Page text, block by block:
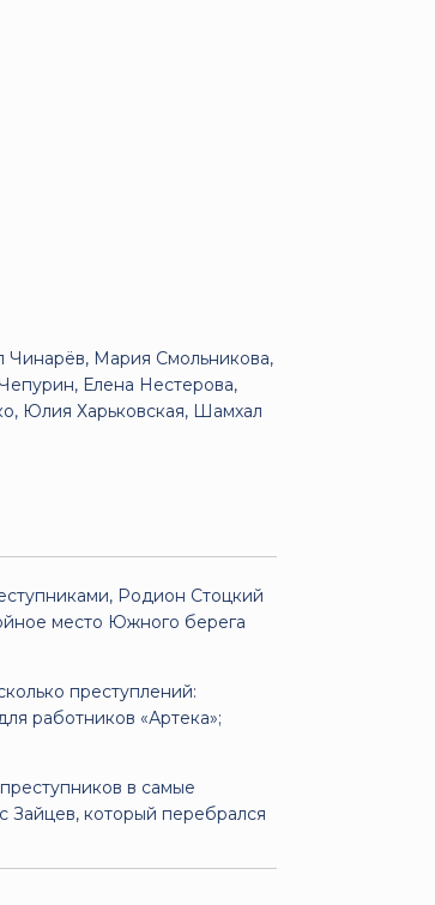
Чинарёв, Мария Смольникова,
Елена Нестерова,
Юлия Харьковская, Шамхал
Родион Стоцкий
место Южного берега
преступлений:
работников «Артека»;
в самые
Зайцев, который перебрался